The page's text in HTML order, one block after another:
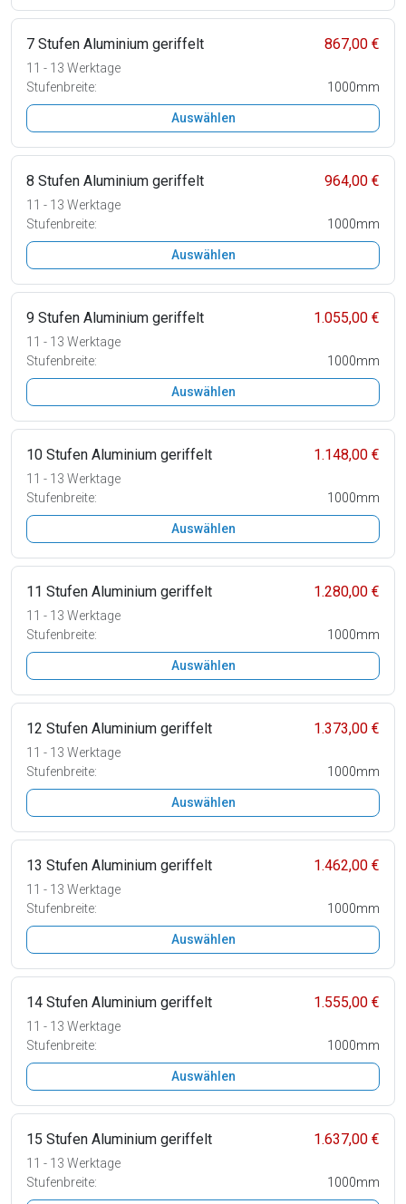
7 Stufen Aluminium geriffelt 867,00 €
11 - 13 Werktage
Stufenbreite:
1000mm
Auswählen
8 Stufen Aluminium geriffelt 964,00 €
11 - 13 Werktage
Stufenbreite:
1000mm
Auswählen
9 Stufen Aluminium geriffelt 1.055,00 €
11 - 13 Werktage
Stufenbreite:
1000mm
Auswählen
10 Stufen Aluminium geriffelt 1.148,00 €
11 - 13 Werktage
Stufenbreite:
1000mm
Auswählen
11 Stufen Aluminium geriffelt 1.280,00 €
11 - 13 Werktage
Stufenbreite:
1000mm
Auswählen
12 Stufen Aluminium geriffelt 1.373,00 €
11 - 13 Werktage
Stufenbreite:
1000mm
Auswählen
13 Stufen Aluminium geriffelt 1.462,00 €
11 - 13 Werktage
Stufenbreite:
1000mm
Auswählen
14 Stufen Aluminium geriffelt 1.555,00 €
11 - 13 Werktage
Stufenbreite:
1000mm
Auswählen
15 Stufen Aluminium geriffelt 1.637,00 €
11 - 13 Werktage
Stufenbreite:
1000mm